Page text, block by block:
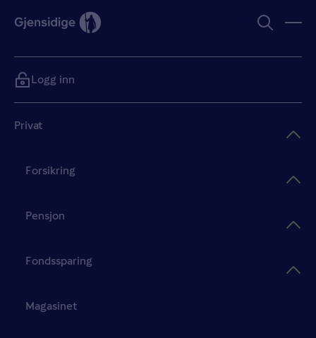
Privat
Forsikring
Pensjon
Fondssparing
Magasinet
Logg inn